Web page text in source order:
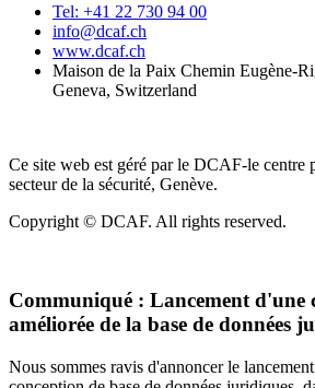
Tel: +41 22 730 94 00
info@dcaf.ch
www.dcaf.ch
Maison de la Paix Chemin Eugène-
Geneva, Switzerland
Ce site web est géré par le DCAF-le centre
secteur de la sécurité, Genève.
Copyright © DCAF. All rights reserved.
Communiqué : Lancement d'une
améliorée de la base de données
Nous sommes ravis d'annoncer le